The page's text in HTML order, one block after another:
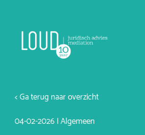
< Ga terug naar overzicht
04-02-2026 | Algemeen